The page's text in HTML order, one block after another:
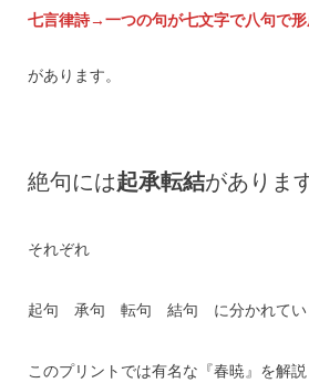
七言律詩→一つの句が七文字で八句で形
があります。
絶句には起承転結がありま
それぞれ
起句 承句 転句 結句 に分かれてい
このプリントでは有名な『春暁』を解説